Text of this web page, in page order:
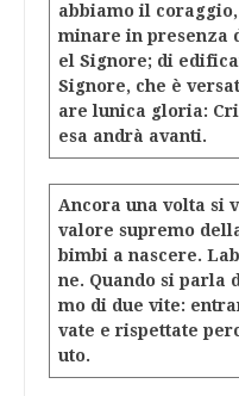
abbiamo il
minare in presenza
el Signore; di
Signore, che è
are lunica gloria:
esa andrà avanti.
Ancora una volta si
valore supremo
bimbi a nascere.
ne. Quando si parla
mo di due vite:
vate e rispettate
uto.